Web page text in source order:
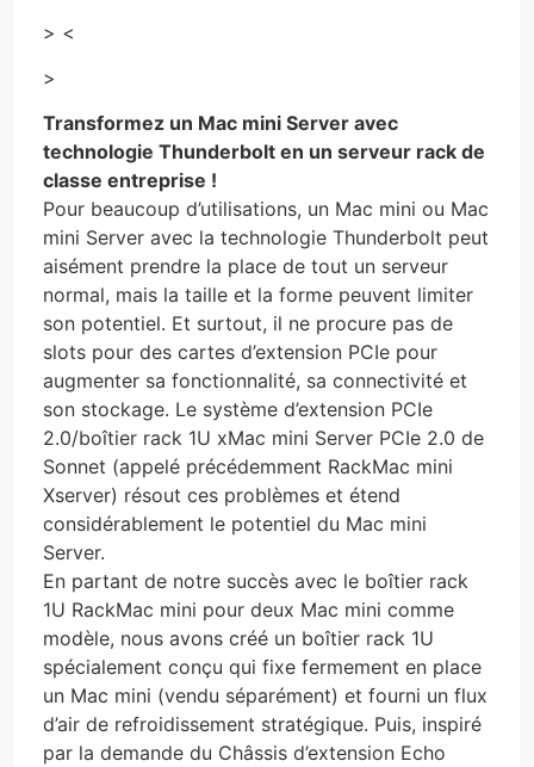
> <
>
Transformez un Mac mini Server avec
technologie Thunderbolt en un serveur rack de
classe entreprise !
Pour beaucoup d’utilisations, un Mac mini ou Mac
mini Server avec la technologie Thunderbolt peut
aisément prendre la place de tout un serveur
normal, mais la taille et la forme peuvent limiter
son potentiel. Et surtout, il ne procure pas de
slots pour des cartes d’extension PCIe pour
augmenter sa fonctionnalité, sa connectivité et
son stockage. Le système d’extension PCIe
2.0/boîtier rack 1U xMac mini Server PCIe 2.0 de
Sonnet (appelé précédemment RackMac mini
Xserver) résout ces problèmes et étend
considérablement le potentiel du Mac mini
Server.
En partant de notre succès avec le boîtier rack
1U RackMac mini pour deux Mac mini comme
modèle, nous avons créé un boîtier rack 1U
spécialement conçu qui fixe fermement en place
un Mac mini (vendu séparément) et fourni un flux
d’air de refroidissement stratégique. Puis, inspiré
par la demande du Châssis d’extension Echo